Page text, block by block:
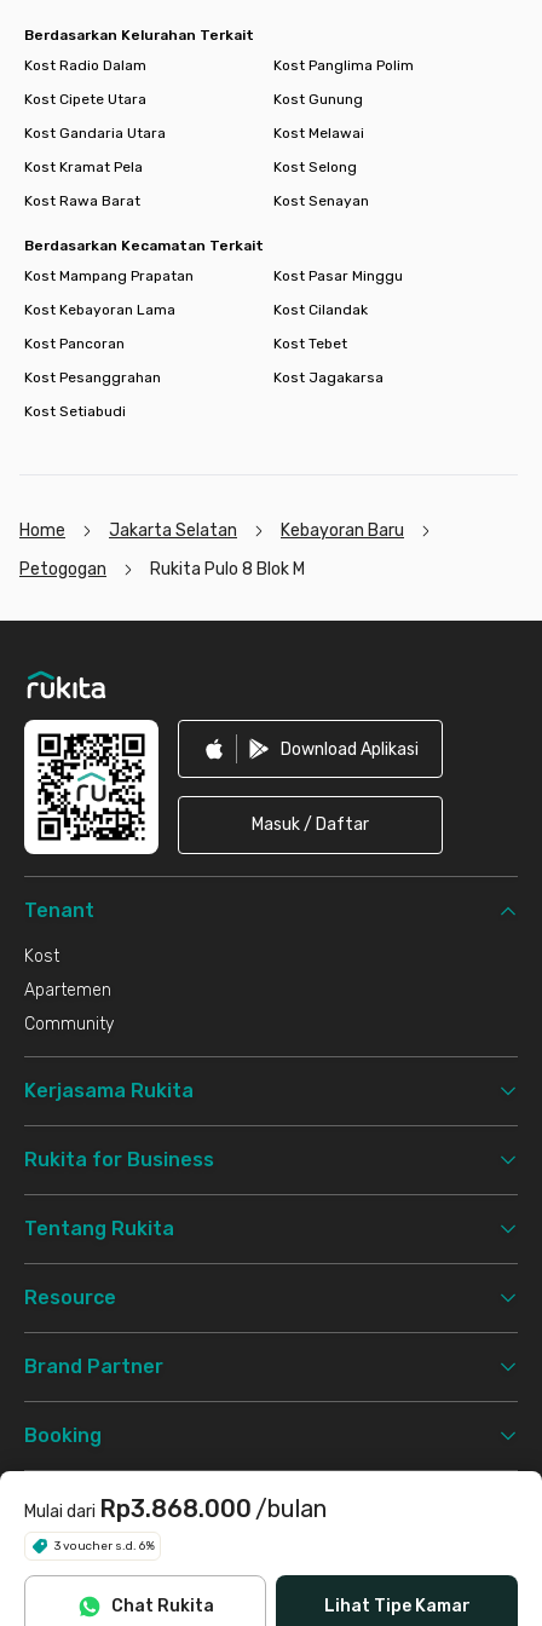
Mulai dari Rp3.868.000 /bulan
3 voucher s.d. 6%
Lihat Tipe Kamar
Chat Rukita
Berdasarkan Kelurahan Terkait
Kost Radio Dalam
Kost Panglima Polim
Kost Cipete Utara
Kost Gunung
Kost Gandaria Utara
Kost Melawai
Kost Kramat Pela
Kost Selong
Kost Rawa Barat
Kost Senayan
Berdasarkan Kecamatan Terkait
Kost Mampang Prapatan
Kost Pasar Minggu
Kost Kebayoran Lama
Kost Cilandak
Kost Pancoran
Kost Tebet
Kost Pesanggrahan
Kost Jagakarsa
Kost Setiabudi
Home Jakarta Selatan
Kebayoran Baru
Petogogan
Rukita Pulo 8 Blok M
Download Aplikasi
Masuk / Daftar
Tenant
Kost
Apartemen
Community
Kerjasama Rukita
Rukita for Business
Tentang Rukita
Resource
Brand Partner
Booking
Support
Syarat & Ketentuan Kebijakan Privasi
InstagramTwitter TikTok